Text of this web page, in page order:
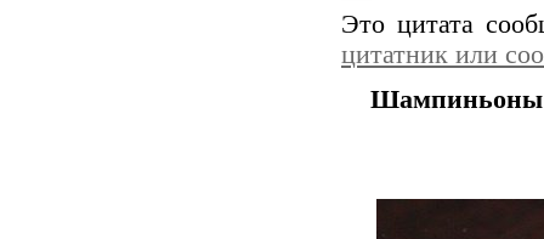
Это цитата
цитатник или
Шампиньоны